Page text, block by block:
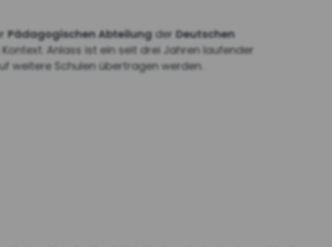
Pädagogischen Abteilung derDeutschen
Anlass ist ein seit drei Jahren laufender
weitere Schulen übertragen werden.